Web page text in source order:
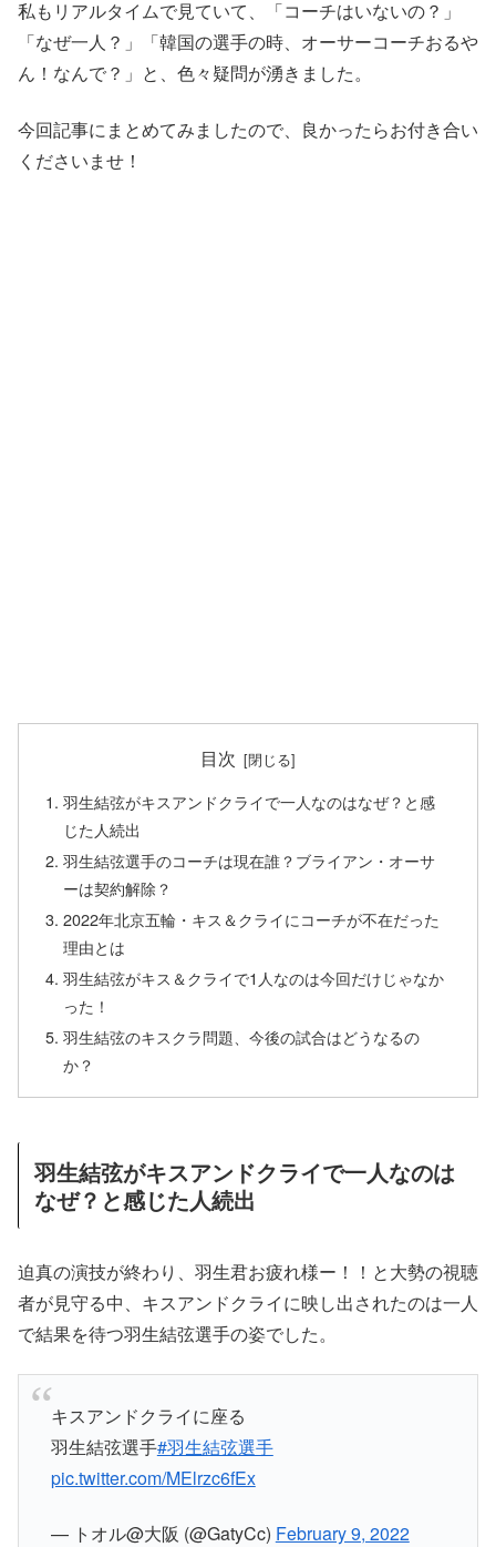
私もリアルタイムで見ていて、「コーチはいないの？」
「なぜ一人？」「韓国の選手の時、オーサーコーチおるや
ん！なんで？」と、色々疑問が湧きました。
今回記事にまとめてみましたので、良かったらお付き合い
くださいませ！
目次
羽生結弦がキスアンドクライで一人なのはなぜ？と感
じた人続出
羽生結弦選手のコーチは現在誰？ブライアン・オーサ
ーは契約解除？
2022年北京五輪・キス＆クライにコーチが不在だった
理由とは
羽生結弦がキス＆クライで1人なのは今回だけじゃなか
った！
羽生結弦のキスクラ問題、今後の試合はどうなるの
か？
羽生結弦がキスアンドクライで一人なのは
なぜ？と感じた人続出
迫真の演技が終わり、羽生君お疲れ様ー！！と大勢の視聴
者が見守る中、キスアンドクライに映し出されたのは一人
で結果を待つ羽生結弦選手の姿でした。
キスアンドクライに座る
羽生結弦選手#羽生結弦選手
pic.twitter.com/MElrzc6fEx
— トオル@大阪 (@GatyCc) February 9, 2022